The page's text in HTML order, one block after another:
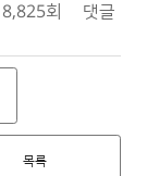
8,825회
댓글
목록